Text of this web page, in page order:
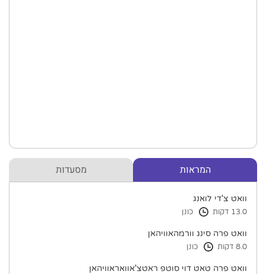
המראות מסעדות
וואט צ'די לואנג
13.0 דקות כונן
וואט פרה סינג וורמהאוויהאן
8.0 דקות כונן
וואט פרה טאט דוי סוטפ ראטצ'אוואראוויהאן